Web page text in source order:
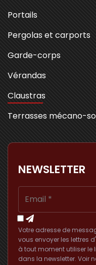
Portails
Pergolas et carports
Garde-corps
Vérandas
Claustras
Terrasses mécano-
NEWSLETTER
Votre adresse de
vous envoyer les lettres
à tout moment utiliser le
dans la newsletter. Voir